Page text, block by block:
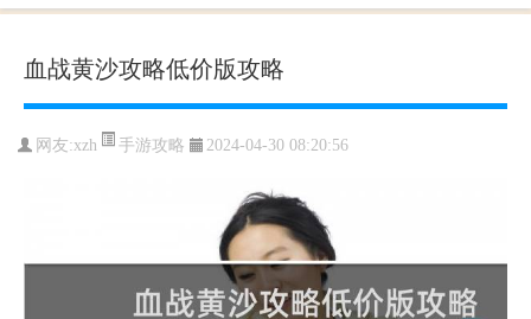
血战黄沙攻略低价版攻略
网友:xzh 手游攻略 2024-04-30 08:20:56